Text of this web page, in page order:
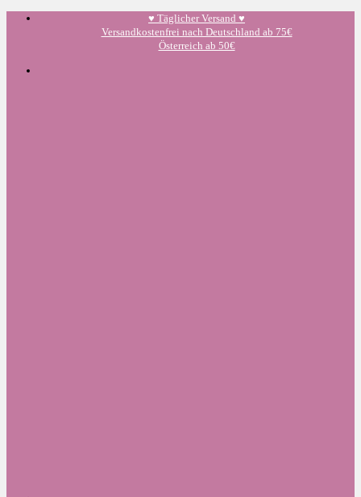
Zum
♥️ Täglicher Versand ♥️
Versandkostenfrei nach Deutschland ab 75€
Österreich ab 50€